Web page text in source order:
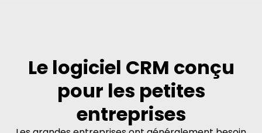
Le logiciel CRM conçu
pour les petites
entreprises